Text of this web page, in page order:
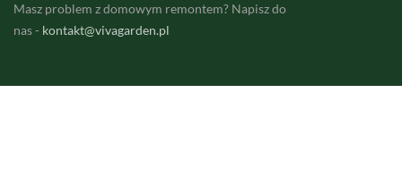
Masz problem z domowym remontem? Napisz do
nas - kontakt@vivagarden.pl